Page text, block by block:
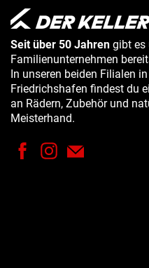
Seit über 50 Jahren gibt es
Familienunternehmen
In unseren beiden Filialen
Friedrichshafen findest du
an Rädern, Zubehör und
Meisterhand.